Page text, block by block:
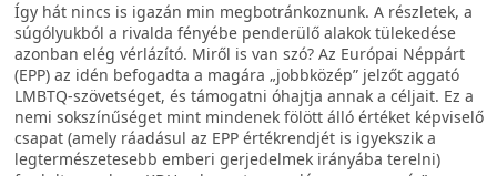
Így hát nincs is igazán min megbotránkoznunk. A részletek, a
súgólyukból a rivalda fényébe penderülő alakok tülekedése
azonban elég vérlázító. Miről is van szó? Az Európai Néppárt
(EPP) az idén befogadta a magára „jobbközép” jelzőt aggató
LMBTQ-szövetséget, és támogatni óhajtja annak a céljait. Ez a
nemi sokszínűséget mint mindenek fölött álló értéket képviselő
csapat (amely ráadásul az EPP értékrendjét is igyekszik a
legtermészetesebb emberi gerjedelmek irányába terelni)